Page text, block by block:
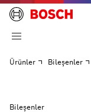
Ürünler Bileşenler
Bileşenler